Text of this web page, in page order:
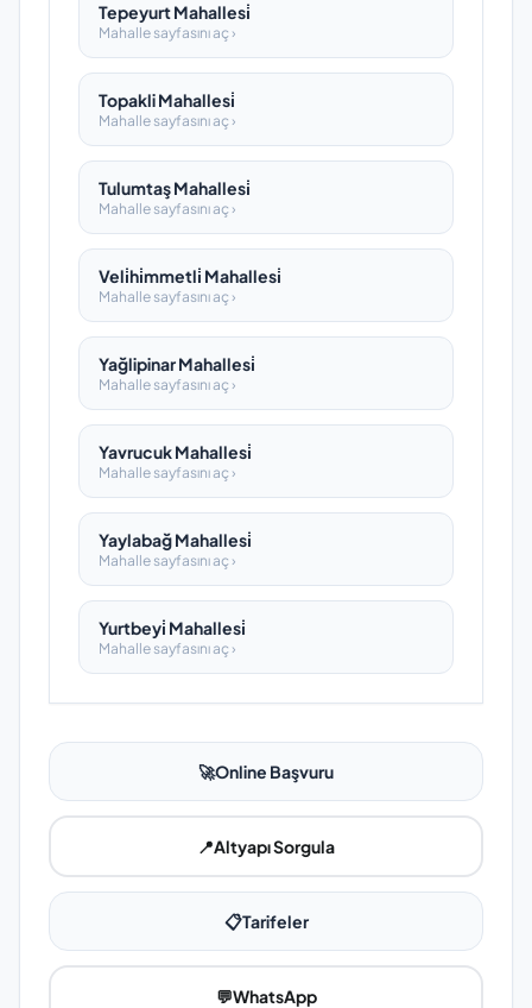
Tepeyurt Mahallesi̇
Mahalle sayfasını aç ›
Topakli Mahallesi̇
Mahalle sayfasını aç ›
Tulumtaş Mahallesi̇
Mahalle sayfasını aç ›
Veli̇hi̇mmetli̇ Mahallesi̇
Mahalle sayfasını aç ›
Yağlipinar Mahallesi̇
Mahalle sayfasını aç ›
Yavrucuk Mahallesi̇
Mahalle sayfasını aç ›
Yaylabağ Mahallesi̇
Mahalle sayfasını aç ›
Yurtbeyi̇ Mahallesi̇
Mahalle sayfasını aç ›
🚀Online Başvuru
📍Altyapı Sorgula
📋Tarifeler
💬WhatsApp